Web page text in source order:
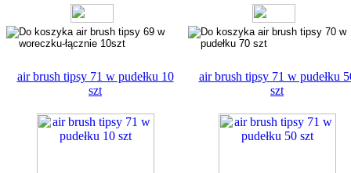
air brush tipsy 71 w pudełku 10
szt
air brush tipsy 71 w pudełku
szt